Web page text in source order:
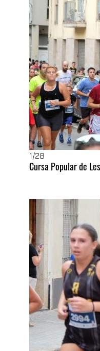
1/28
Cursa Popular de